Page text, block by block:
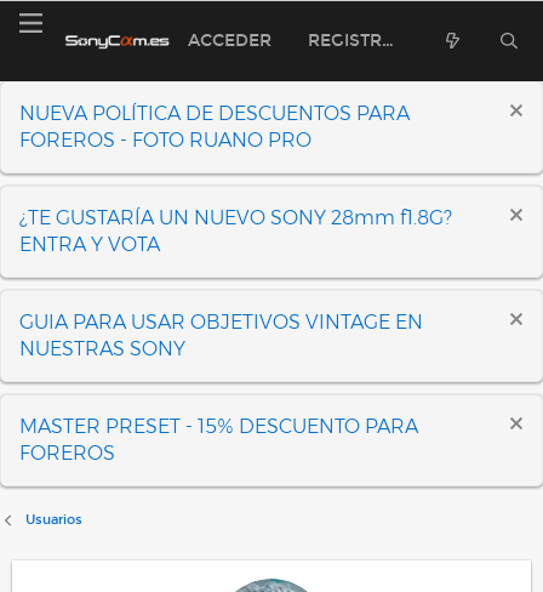
ACCEDER REGISTRARSE
NUEVA POLÍTICA DE DESCUENTOS PARA
FOREROS - FOTO RUANO PRO
¿TE GUSTARÍA UN NUEVO SONY 28mm f1.8G?
ENTRA Y VOTA
GUIA PARA USAR OBJETIVOS VINTAGE EN
NUESTRAS SONY
MASTER PRESET - 15% DESCUENTO PARA
FOREROS
Usuarios